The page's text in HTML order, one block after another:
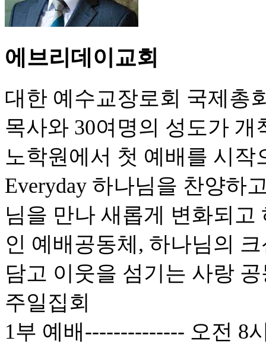
에브리데이교회
대한 예수교장로회 국제총
목사와 30여명의 성도가
노학원에서 첫 예배를 시작
Everyday 하나님을 찬양하
님을 만나 새롭게 변화되
인 예배공동체, 하나님의
담고 이웃을 섬기는 사랑
주일집회
1부 예배-------------- 오전 8